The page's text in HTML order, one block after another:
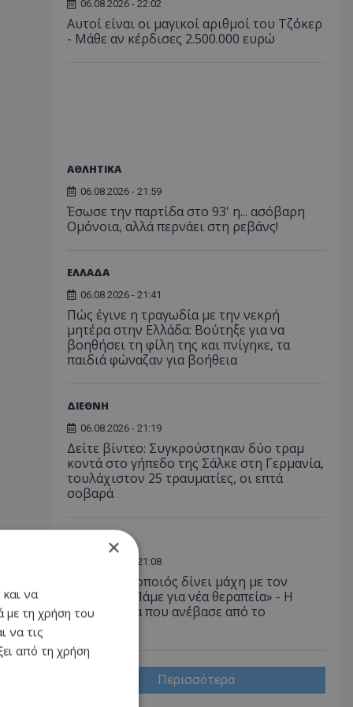
06.08.2026 - 22:02
Αυτοί είναι οι μαγικοί αριθμοί του Τζόκερ
- Μάθε αν κέρδισες 2.500.000 ευρώ
ΑΘΛΗΤΙΚΑ
06.08.2026 - 21:59
Έσωσε την παρτίδα στο 93' η... ασόβαρη
Ομόνοια, αλλά περνάει στη ρεβάνς!
ΕΛΛΑΔΑ
06.08.2026 - 21:41
Πώς έγινε η τραγωδία με την νεκρή
μητέρα στην Ελλάδα: Βούτηξε για να
βοηθήσει τη φίλη της και πνίγηκε, τα
παιδιά φώναζαν για βοήθεια
ΔΙΕΘΝΗ
06.08.2026 - 21:19
Δείτε βίντεο: Συγκρούστηκαν δύο τραμ
κοντά στο γήπεδο της Σάλκε στη Γερμανία,
τουλάχιστον 25 τραυματίες, οι επτά
σοβαρά
06.08.2026 - 21:08
Έλληνας ηθοποιός δίνει μάχη με τον
καρκίνο - «Πάμε για νέα θεραπεία» - Η
φωτογραφία που ανέβασε από το
νοσοκομείο
Περισσότερα
×
και να
με τη χρήση του
να τις
από τη χρήση